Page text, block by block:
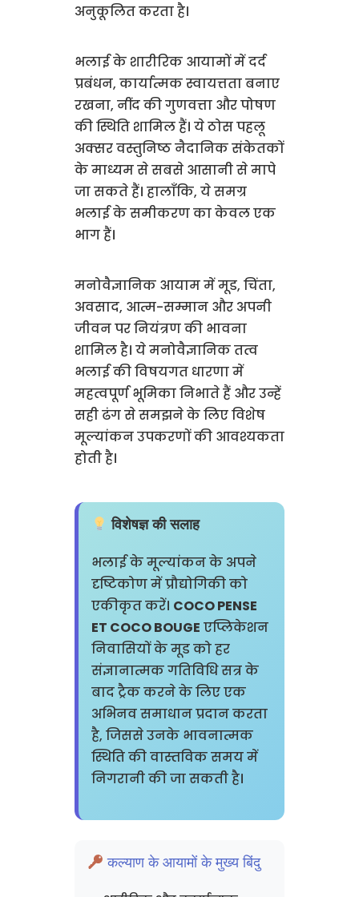
अनुकूलित करता है।
भलाई के शारीरिक आयामों में दर्द
प्रबंधन, कार्यात्मक स्वायत्तता बनाए
रखना, नींद की गुणवत्ता और पोषण
की स्थिति शामिल हैं। ये ठोस पहलू
अक्सर वस्तुनिष्ठ नैदानिक संकेतकों
के माध्यम से सबसे आसानी से मापे
जा सकते हैं। हालाँकि, ये समग्र
भलाई के समीकरण का केवल एक
भाग हैं।
मनोवैज्ञानिक आयाम में मूड, चिंता,
अवसाद, आत्म-सम्मान और अपनी
जीवन पर नियंत्रण की भावना
शामिल है। ये मनोवैज्ञानिक तत्व
भलाई की विषयगत धारणा में
महत्वपूर्ण भूमिका निभाते हैं और उन्हें
सही ढंग से समझने के लिए विशेष
मूल्यांकन उपकरणों की आवश्यकता
होती है।
विशेषज्ञ की सलाह
भलाई के मूल्यांकन के अपने
दृष्टिकोण में प्रौद्योगिकी को
एकीकृत करें। COCO PENSE
ET COCO BOUGE एप्लिकेशन
निवासियों के मूड को हर
संज्ञानात्मक गतिविधि सत्र के
बाद ट्रैक करने के लिए एक
अभिनव समाधान प्रदान करता
है, जिससे उनके भावनात्मक
स्थिति की वास्तविक समय में
निगरानी की जा सकती है।
कल्याण के आयामों के मुख्य बिंदु